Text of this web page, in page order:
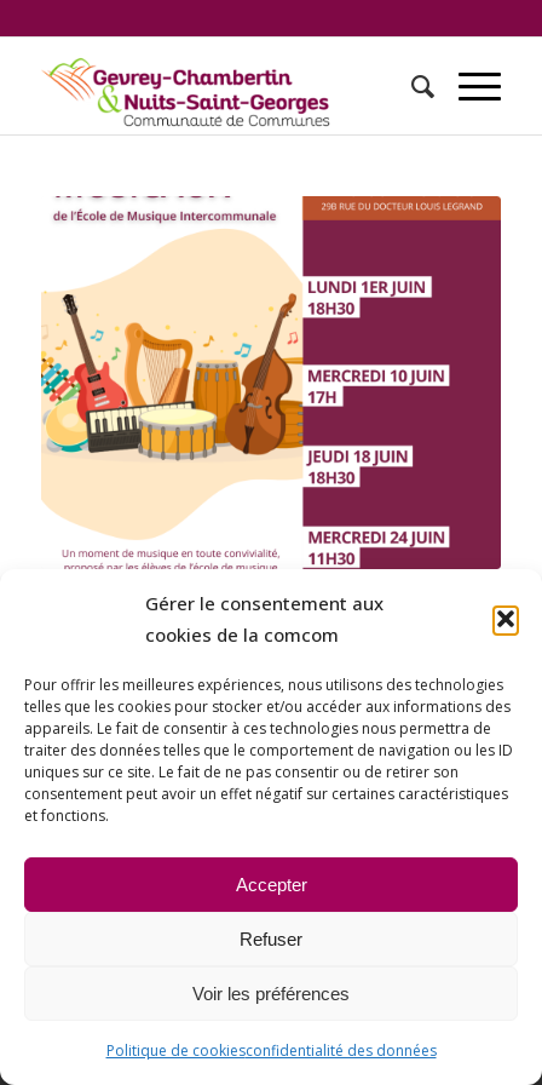
Gérer le consentement aux
cookies de la comcom
Pour offrir les meilleures expériences, nous utilisons des technologies
telles que les cookies pour stocker et/ou accéder aux informations des
appareils. Le fait de consentir à ces technologies nous permettra de
traiter des données telles que le comportement de navigation ou les ID
uniques sur ce site. Le fait de ne pas consentir ou de retirer son
consentement peut avoir un effet négatif sur certaines caractéristiques
et fonctions.
Accepter
Refuser
Voir les préférences
Politique de cookiesconfidentialité des données
01, 10, 18, 24 et 29/06 – Rendez-vous
musicaux de l’Ecole de Musique
Intercommunale
Date et heure : Lundi 1er juin à 18h30, mercredi 10
juin à…